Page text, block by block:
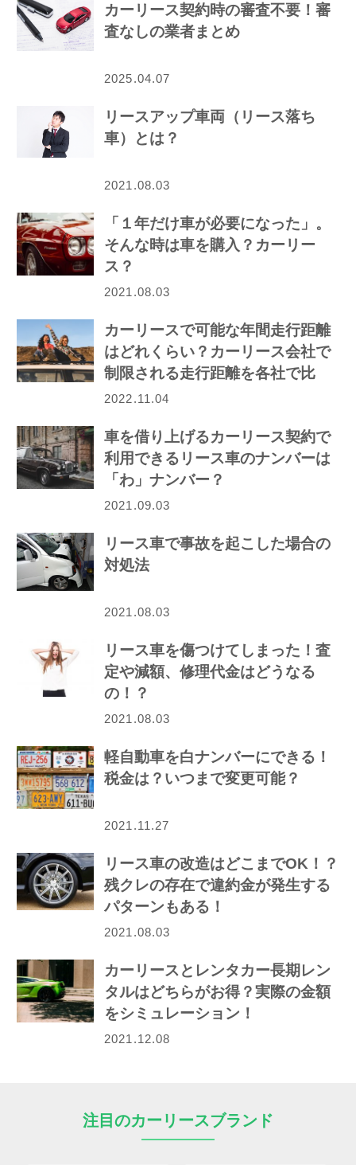
カーリース契約時の審査不要！審
査なしの業者まとめ
2025.04.07
リースアップ車両（リース落ち
車）とは？
2021.08.03
「１年だけ車が必要になった」。
そんな時は車を購入？カーリー
ス？
2021.08.03
カーリースで可能な年間走行距離
はどれくらい？カーリース会社で
制限される走行距離を各社で比
較！
2022.11.04
車を借り上げるカーリース契約で
利用できるリース車のナンバーは
「わ」ナンバー？
2021.09.03
リース車で事故を起こした場合の
対処法
2021.08.03
リース車を傷つけてしまった！査
定や減額、修理代金はどうなる
の！？
2021.08.03
軽自動車を白ナンバーにできる！
税金は？いつまで変更可能？
2021.11.27
リース車の改造はどこまでOK！？
残クレの存在で違約金が発生する
パターンもある！
2021.08.03
カーリースとレンタカー長期レン
タルはどちらがお得？実際の金額
をシミュレーション！
2021.12.08
注目のカーリースブランド